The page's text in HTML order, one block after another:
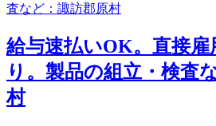
給与速払いOK。直接雇
り。製品の組立・検査
村